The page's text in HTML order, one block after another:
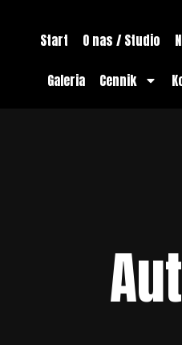
Start O nas / Studio
Galeria Cennik